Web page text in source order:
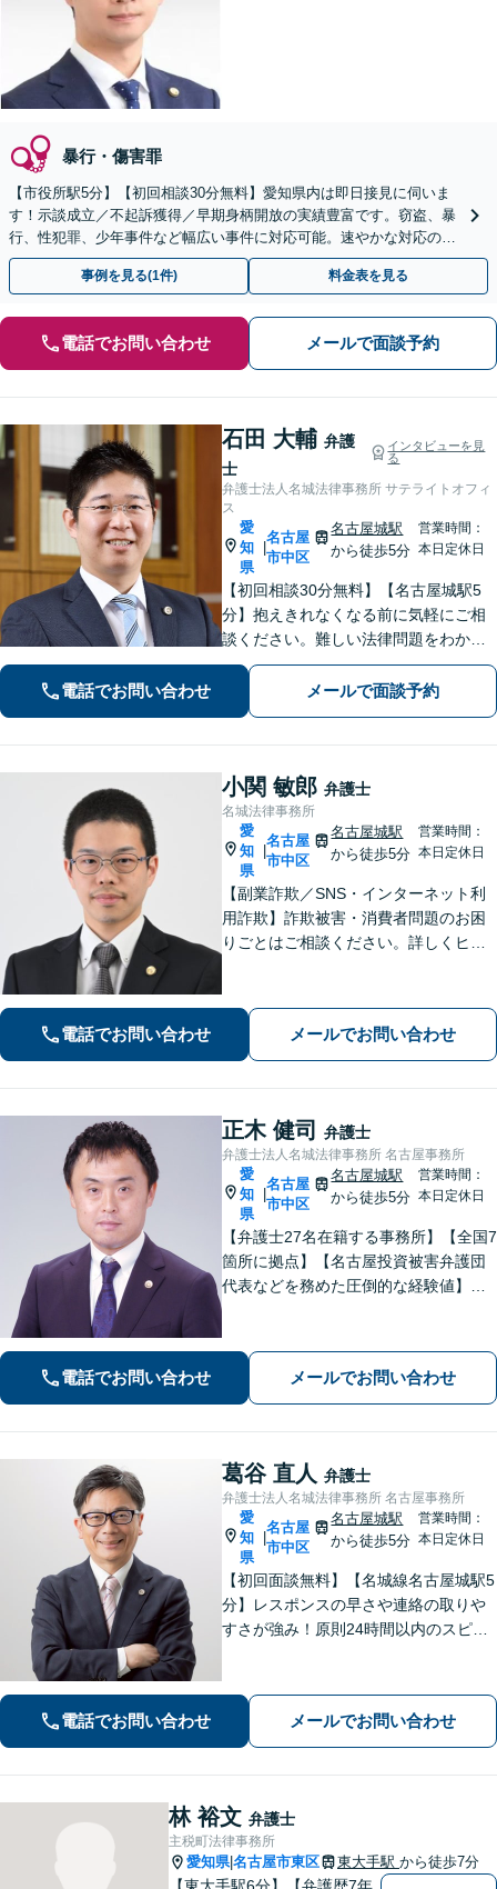
暴行・傷害罪
【市役所駅5分】【初回相談30分無料】愛知県内は即日接見に伺いま
す！示談成立／不起訴獲得／早期身柄開放の実績豊富です。窃盗、暴
行、性犯罪、少年事件など幅広い事件に対応可能。速やかな対応のた
めにも、すぐにご相談ください【当日・土日祝対応可】
事例を見る(1件) 料金表を見る
電話でお問い合わせ メールで面談予約
石田 大輔 弁護
士
インタビューを見
る
弁護士法人名城法律事務所 サテライトオフィ
ス
愛
知
県
|
名古屋
市中区
名古屋城駅
から徒歩5分
営業時間：
本日定休日
【初回相談30分無料】【名古屋城駅5
分】抱えきれなくなる前に気軽にご相
談ください。難しい法律問題をわかり
やすく柔らかく説明します。相続・交
通事故・借金債務整理・企業法務な
ど、どうぞご相談ください。
電話でお問い合わせ メールで面談予約
小関 敏郎 弁護士
名城法律事務所
愛
知
県
|
名古屋
市中区
名古屋城駅
から徒歩5分
営業時間：
本日定休日
【副業詐欺／SNS・インターネット利
用詐欺】詐欺被害・消費者問題のお困
りごとはご相談ください。詳しくヒア
さまに寄り添い、長期的にも最良の解
決を目指します【名古屋城駅5分】
電話でお問い合わせ メールでお問い合わせ
正木 健司 弁護士
弁護士法人名城法律事務所 名古屋事務所
愛
知
県
|
名古屋
市中区
名古屋城駅
から徒歩5分
営業時間：
本日定休日
【弁護士27名在籍する事務所】【全国7
箇所に拠点】【名古屋投資被害弁護団
代表などを務めた圧倒的な経験値】投
せください【初回相談無料】【メディ
ア出演やセミナー講演多数】
電話でお問い合わせ メールでお問い合わせ
葛谷 直人 弁護士
弁護士法人名城法律事務所 名古屋事務所
愛
知
県
|
名古屋
市中区
名古屋城駅
から徒歩5分
営業時間：
本日定休日
【初回面談無料】【名城線名古屋城駅5
分】レスポンスの早さや連絡の取りや
すさが強み！原則24時間以内のスピー
費など幅広く対応できます【相続遺
言】不動産業者や司法書士とも連携可
電話でお問い合わせ メールでお問い合わせ
林 裕文 弁護士
主税町法律事務所
愛知県|名古屋市東区 東大手駅 から徒歩7分
【東大手駅6分】【弁護歴7年